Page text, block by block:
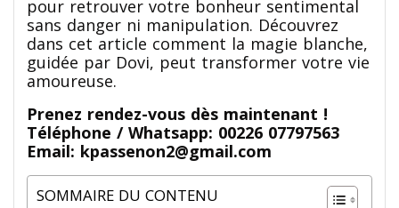
pour retrouver votre bonheur sentimental
sans danger ni manipulation. Découvrez
dans cet article comment la magie blanche,
guidée par Dovi, peut transformer votre vie
amoureuse.
Prenez rendez-vous dès maintenant !
Téléphone / Whatsapp: 00226 07797563
Email: kpassenon2@gmail.com
SOMMAIRE DU CONTENU